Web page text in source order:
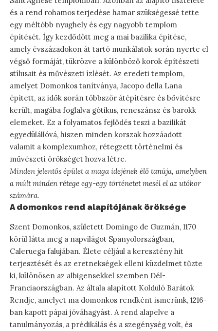
és a rend rohamos terjedése hamar szükségessé tette
egy méltóbb nyughely és egy nagyobb templom
építését. Így kezdődött meg a mai bazilika építése,
amely évszázadokon át tartó munkálatok során nyerte el
végső formáját, tükrözve a különböző korok építészeti
stílusait és művészeti ízlését. Az eredeti templom,
amelyet Domonkos tanítványa, Jacopo della Lana
épített, az idők során többször átépítésre és bővítésre
került, magába foglalva gótikus, reneszánsz és barokk
elemeket. Ez a folyamatos fejlődés teszi a bazilikát
egyedülállóvá, hiszen minden korszak hozzáadott
valamit a komplexumhoz, rétegzett történelmi és
művészeti örökséget hozva létre.
Minden jelentős épület a maga idejének élő tanúja, amelyben
a múlt minden rétege egy-egy történetet mesél el az utókor
számára.
A domonkos rend alapítójának öröksége
Szent Domonkos, született Domingo de Guzmán, 1170
körül látta meg a napvilágot Spanyolországban,
Caleruega falujában. Élete céljául a keresztény hit
terjesztését és az eretnekségek elleni küzdelmet tűzte
ki, különösen az albigensekkel szemben Dél-
Franciaországban. Az általa alapított Kolduló Barátok
Rendje, amelyet ma domonkos rendként ismerünk, 1216-
ban kapott pápai jóváhagyást. A rend alapelve a
tanulmányozás, a prédikálás és a szegénység volt, és